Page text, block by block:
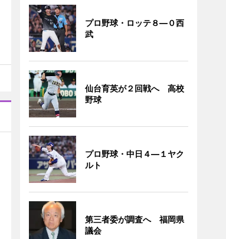
プロ野球・ロッテ８―０西
武
仙台育英が２回戦へ 高校
野球
プロ野球・中日４―１ヤク
ルト
第三者委が調査へ 福岡県
議会